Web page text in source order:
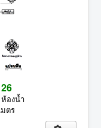
องน้ำ
ตร